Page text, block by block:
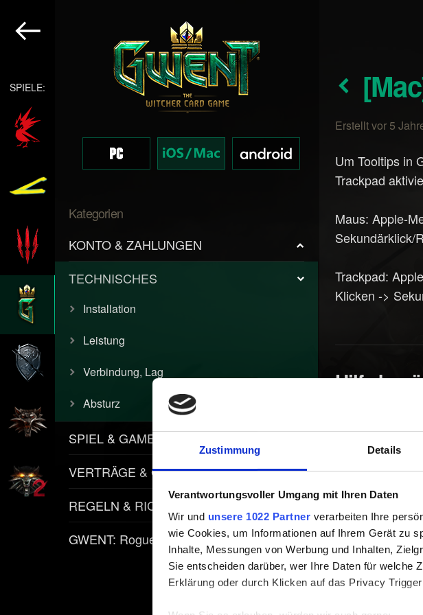
Zustimmung Details
Verantwortungsvoller Umgang mit Ihren Daten
Wir und unsere 1022 Partner verarbeiten Ihre
wie Cookies, um Informationen auf Ihrem Gerät zu
Inhalte, Messungen von Werbung und Inhalten,
Sie entscheiden darüber, wer Ihre Daten für welche
Erklärung oder durch Klicken auf das Privacy
SPIELE:
Kategorien
KONTO & ZAHLUNGEN
TECHNISCHES
Installation
Leistung
Verbindung, Lag
Absturz
SPIEL & GAMEPLAY
VERTRÄGE & GEGENSTÄNDE
REGELN & RICHTLINIEN
GWENT: Rogue Mage
Erstellt vor 5
Um Tooltips in
Trackpad
Maus: Apple-
Sekundärklick/
Trackpad:
Klicken ->
Hilfe